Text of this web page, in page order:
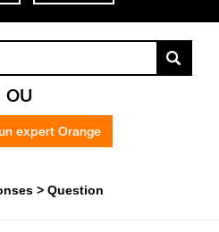
OU
expert Orange
Question